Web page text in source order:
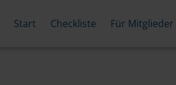
Start Checkliste Für Mitglieder